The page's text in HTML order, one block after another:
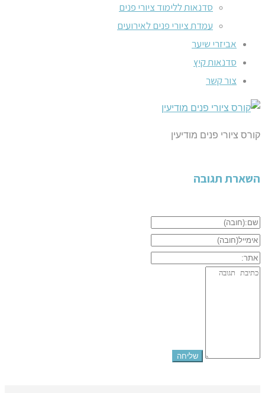
סדנאות ללימוד ציורי פנים
עמדת ציורי פנים לאירועים
אביזרי שיער
סדנאות קיץ
צור קשר
קורס ציורי פנים מודיעין
השארת תגובה